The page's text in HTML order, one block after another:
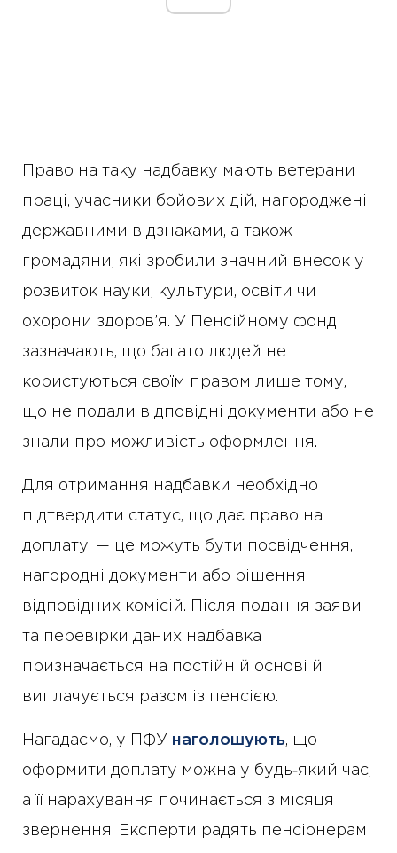
Право на таку надбавку мають ветерани
праці, учасники бойових дій, нагороджені
державними відзнаками, а також
громадяни, які зробили значний внесок у
розвиток науки, культури, освіти чи
охорони здоров’я. У Пенсійному фонді
зазначають, що багато людей не
користуються своїм правом лише тому,
що не подали відповідні документи або не
знали про можливість оформлення.
Для отримання надбавки необхідно
підтвердити статус, що дає право на
доплату, — це можуть бути посвідчення,
нагородні документи або рішення
відповідних комісій. Після подання заяви
та перевірки даних надбавка
призначається на постійній основі й
виплачується разом із пенсією.
Нагадаємо, у ПФУ наголошують, що
оформити доплату можна у будь‑який час,
а її нарахування починається з місяця
звернення. Експерти радять пенсіонерам